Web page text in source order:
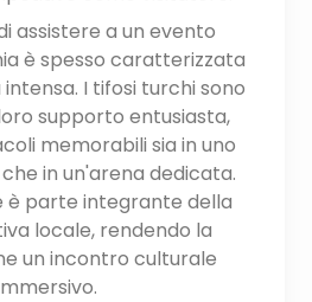
assistere a un evento
è spesso caratterizzata
I tifosi turchi sono
supporto entusiasta,
memorabili sia in uno
in un'arena dedicata.
è parte integrante della
locale, rendendo la
un incontro culturale